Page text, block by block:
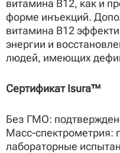
витамина B12, как и
форме инъекций.
витамина B12
энергии и
людей, имеющих
Сертификат Isura™
Без ГМО:
Масс-спектрометрия:
лабораторные